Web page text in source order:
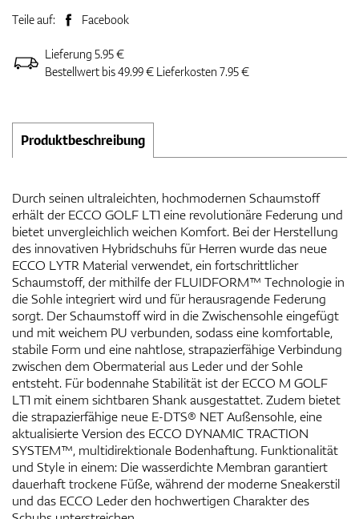
Teile auf: Facebook
Lieferung 5.95 €
Bestellwert bis 49.99 € Lieferkosten 7.95 €
Produktbeschreibung
Durch seinen ultraleichten, hochmodernen Schaumstoff
erhält der ECCO GOLF LT1 eine revolutionäre Federung und
bietet unvergleichlich weichen Komfort. Bei der Herstellung
des innovativen Hybridschuhs für Herren wurde das neue
ECCO LYTR Material verwendet, ein fortschrittlicher
Schaumstoff, der mithilfe der FLUIDFORM™ Technologie in
die Sohle integriert wird und für herausragende Federung
sorgt. Der Schaumstoff wird in die Zwischensohle eingefügt
und mit weichem PU verbunden, sodass eine komfortable,
stabile Form und eine nahtlose, strapazierfähige Verbindung
zwischen dem Obermaterial aus Leder und der Sohle
entsteht. Für bodennahe Stabilität ist der ECCO M GOLF
LT1 mit einem sichtbaren Shank ausgestattet. Zudem bietet
die strapazierfähige neue E-DTS® NET Außensohle, eine
aktualisierte Version des ECCO DYNAMIC TRACTION
SYSTEM™, multidirektionale Bodenhaftung. Funktionalität
und Style in einem: Die wasserdichte Membran garantiert
dauerhaft trockene Füße, während der moderne Sneakerstil
und das ECCO Leder den hochwertigen Charakter des